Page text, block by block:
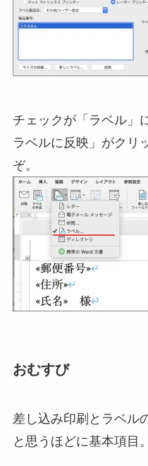
チェックが「ラベル」
ラベルに反映」がクリ
ぞ。
おむすび
差し込み印刷とラベル
と思うほどに基本項目。